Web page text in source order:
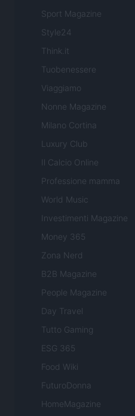
Sport Magazine
Style24
Think.it
Tuobenessere
Viaggiamo
Nonne Magazine
Milano Cortina
Luxury Club
Il Calcio Online
Professione mamma
World Music
Investimenti Magazine
Money 365
Zona Nerd
B2B Magazine
People Magazine
Day Travel
Tutto Gaming
ESG 365
Food Wiki
FuturoDonna
HomeMagazine